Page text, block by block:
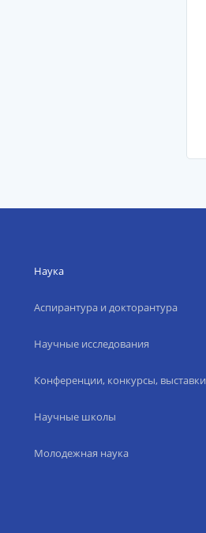
Наука
Аспирантура и докторантура
Научные исследования
Конференции, конкурсы, выставки
Научные школы
Молодежная наука